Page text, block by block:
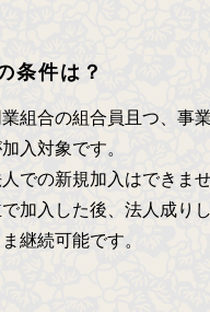
条件は？
組合の組合員且つ、事
入対象です。
での新規加入はできま
加入した後、法人成り
継続可能です。